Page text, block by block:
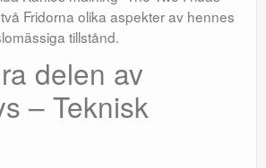
Fridorna olika aspekter av hennes
tillstånd.
delen av
– Teknisk